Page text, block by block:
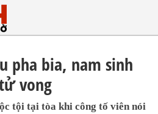
pha bia, nam sinh
vong
tội tại tòa khi công tố viên nói